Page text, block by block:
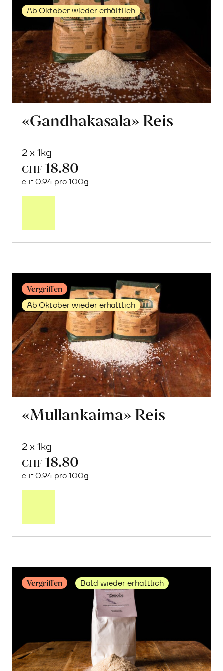
Ab Oktober wieder erhältlich
«Gandhakasala» Reis
2 x 1kg
CHF 18.80
CHF 0.94 pro 100g
erfahren
Vergriffen
Ab Oktober wieder erhältlich
«Mullankaima» Reis
2 x 1kg
CHF 18.80
CHF 0.94 pro 100g
erfahren
Vergriffen Bald wieder erhältlich